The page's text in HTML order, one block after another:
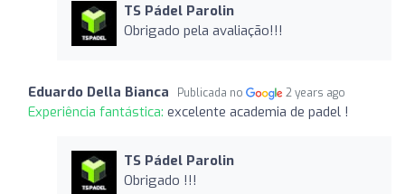
TS Pádel Parolin
Obrigado pela avaliação!!!
Eduardo Della Bianca Publicada no 2 years ago
Experiência fantástica: excelente academia de padel !
TS Pádel Parolin
Obrigado !!!